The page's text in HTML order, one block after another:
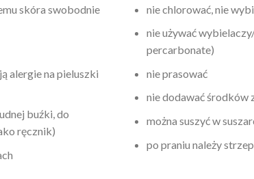
skóra swobodnie
alergie na pieluszki
buźki, do
ręcznik)
nie chlorować, nie
nie używać
percarbonate)
nie prasować
nie dodawać środków
można suszyć w
po praniu należy